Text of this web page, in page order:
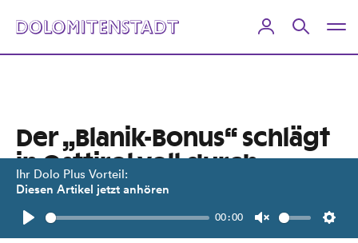
Ihr Dolo Plus Vorteil:
Diesen Artikel jetzt anhören
Play
00:00
Unmute
Der „Blanik-Bonus“ schlägt
in Osttirol voll durch
ÖVP verliert tausend Stimmen –
FPÖ klar hinter SPÖ auf Platz drei.